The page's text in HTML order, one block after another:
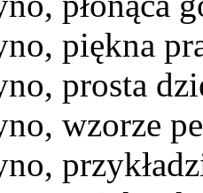
piękna
prosta
wzorze